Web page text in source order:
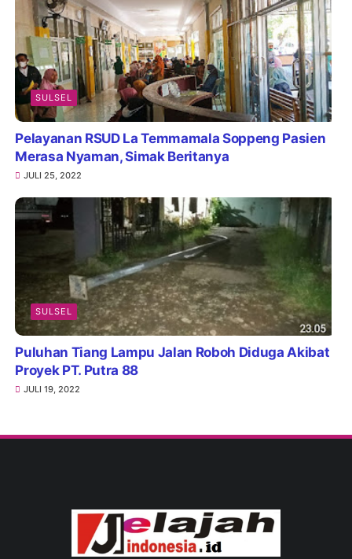
SULSEL
Pelayanan RSUD La Temmamala Soppeng Pasien
Merasa Nyaman, Simak Beritanya
JULI 25, 2022
SULSEL
Puluhan Tiang Lampu Jalan Roboh Diduga Akibat
Proyek PT. Putra 88
JULI 19, 2022